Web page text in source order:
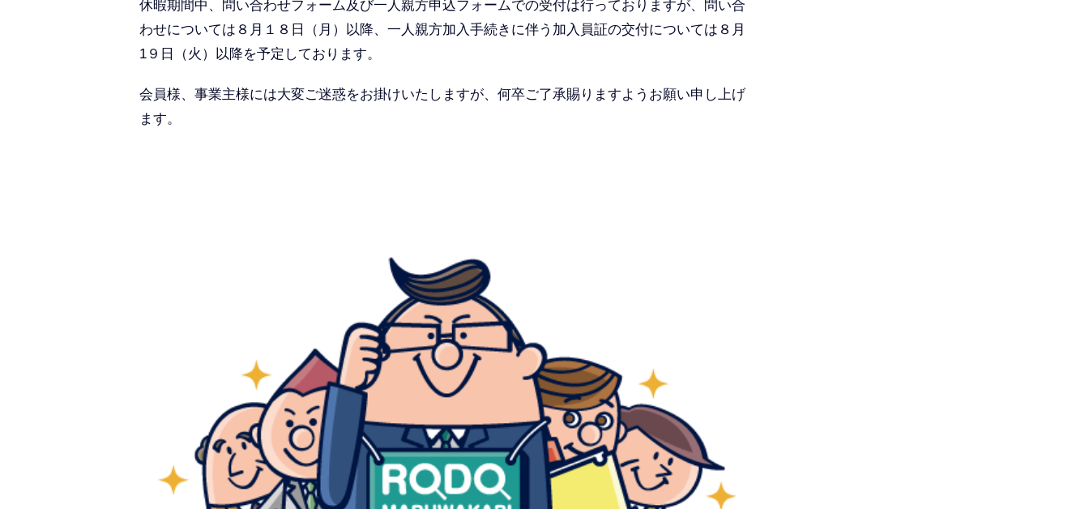
休暇期間中、問い合わせフォーム及び一人親方申込フォームでの受付は行っておりますが、問い合
わせについては８月１８日（月）以降、一人親方加入手続きに伴う加入員証の交付については８月
1９日（火）以降を予定しております。
会員様、事業主様には大変ご迷惑をお掛けいたしますが、何卒ご了承賜りますようお願い申し上げ
ます。